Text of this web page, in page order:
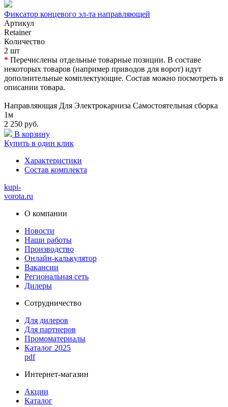
Фиксатор концевого эл-та направляющей
Артикул
Retainer
Количество
2 шт
* Перечислены отдельные товарные позиции. В составе
некоторых товаров (например приводов для ворот) идут
дополнительные комплектующие. Состав можно посмотреть в
описании товара.
Направляющая Для Электрокарниза Самостоятельная сборка
1м
2 250 руб.
В корзину
Купить в один клик
Характеристики
Состав комплекта
kupi-
vorota.ru
О компании
Новости
Наши работы
Производство
Онлайн-калькулятор
Вакансии
Региональная сеть
Дилеры
Сотрудничество
Для дилеров
Для партнеров
Промоматериалы
Каталог 2025
pdf
Интернет-магазин
Акции
Каталог